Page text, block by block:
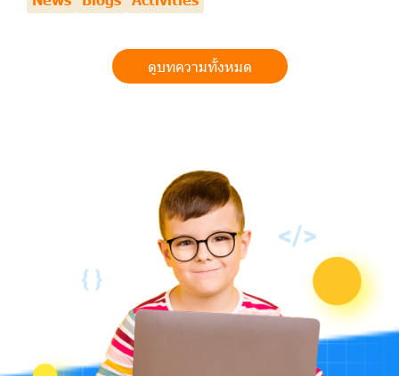
ดูบทความทั้งหมด